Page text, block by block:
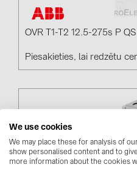
Invertori (105)
Invertoru aksesuāri (84)
Enerģijas uzglabāšana (74)
RAŽOTĀJI
ABB (21)
AIKO Solar (2)
OVR T1-T2 12.5-275s P
Piesakieties, lai redzētu
We use cookies
We may place these for analysis of
show personalised content and to
more information about the cookies